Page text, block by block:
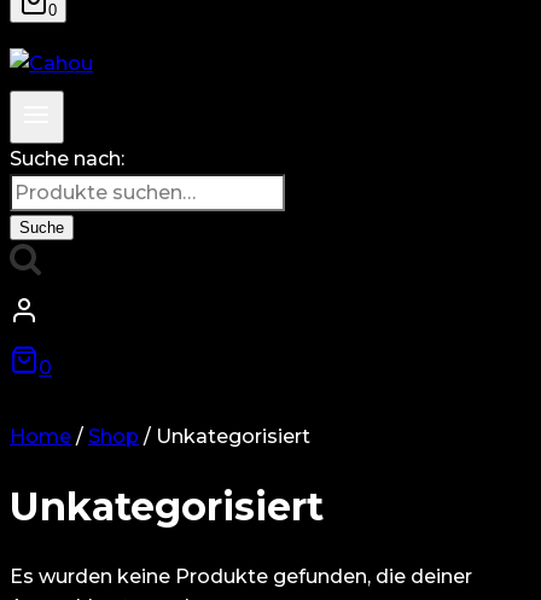
0
Suche nach:
Suche
0
Home / Shop / Unkategorisiert
Unkategorisiert
Es wurden keine Produkte gefunden, die deiner